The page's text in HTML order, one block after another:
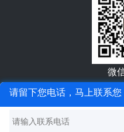
请留下您电话，马上联系
微